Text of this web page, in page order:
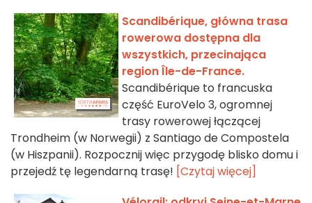
Scandibérique, główna trasa
rowerowa dostępna dla
wszystkich, przecinająca
region Île-de-France.
Scandibérique to francuska
część EuroVelo 3, ogromnej
trasy rowerowej łączącej
Trondheim (w Norwegii) z Santiago de Compostela
(w Hiszpanii). Rozpocznij więc przygodę blisko domu i
przejedź tę legendarną trasę! [Czytaj więcej]